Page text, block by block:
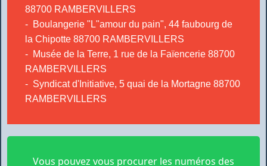
88700 RAMBERVILLERS
- Boulangerie "L"amour du pain", 44 faubourg de
la Chipotte 88700 RAMBERVILLERS
- Musée de la Terre, 1 rue de la Faïencerie 88700
RAMBERVILLERS
- Syndicat d'Initiative, 5 quai de la Mortagne 88700
RAMBERVILLERS
Vous pouvez vous procurer les numéros des